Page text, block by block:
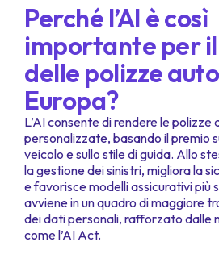
Perché l’AI è così
importante per
delle polizze
Europa?
L’AI consente di rendere le polizze
personalizzate, basando il premio
veicolo e sullo stile di guida. Allo
la gestione dei sinistri, migliora la
e favorisce modelli assicurativi più
avviene in un quadro di maggiore
dei dati personali, rafforzato dalle
come l’AI Act.